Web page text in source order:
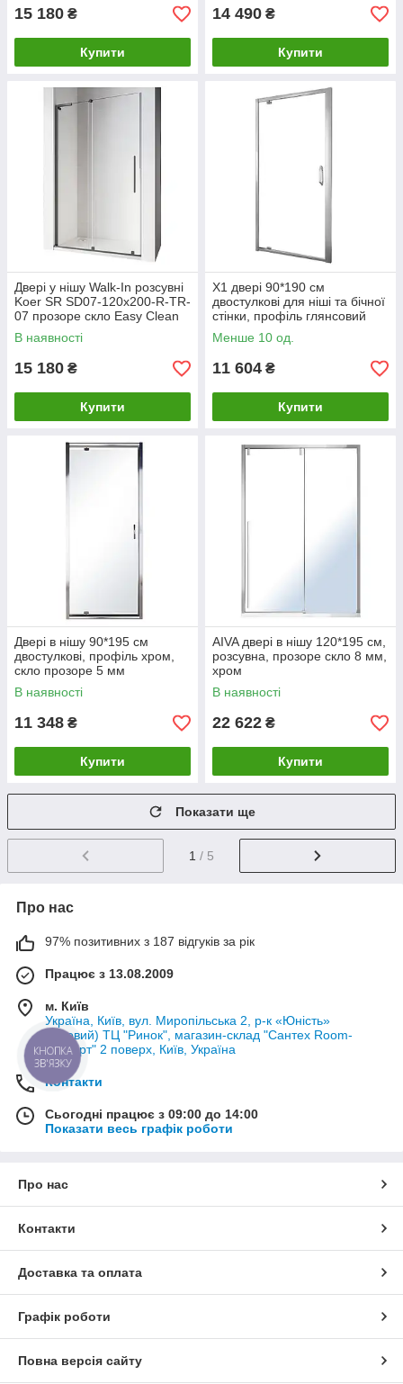
15 180 ₴
Купити
14 490 ₴
Купити
Двері у нішу Walk-In розсувні
Koer SR SD07-120x200-R-TR-
07 прозоре скло Easy Clean
8мм Графіт (KR57
В наявності
15 180 ₴
Купити
X1 двері 90*190 см
двостулкові для ніші та бічної
стінки, профіль глянсовий
хром, скло прозоре
Менше 10 од.
11 604 ₴
Купити
Двері в нішу 90*195 см
двостулкові, профіль хром,
скло прозоре 5 мм
В наявності
11 348 ₴
Купити
AIVA двері в нішу 120*195 см,
розсувна, прозоре скло 8 мм,
хром
В наявності
22 622 ₴
Купити
Показати ще
1 / 5
Про нас
97% позитивних з 187 відгуків за рік
Працює з 13.08.2009
м. Київ
Україна, Київ, вул. Миропільська 2, р-к «Юність»
(Лісовий) ТЦ "Ринок", магазин-склад "Сантех Room-
Експерт" 2 поверх, Київ, Україна
Контакти
Сьогодні працює з 09:00 до 14:00
Показати весь графік роботи
Про нас
Контакти
Доставка та оплата
Графік роботи
Повна версія сайту
КНОПКА
ЗВ'ЯЗКУ